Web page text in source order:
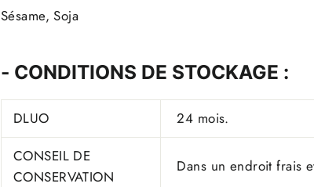
Sésame, Soja
- CONDITIONS DE STOCKAGE :
DLUO
24 mois.
CONSEIL DE
CONSERVATION
Dans un endroit frais